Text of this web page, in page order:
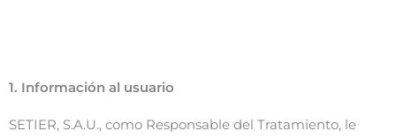
1. Información al usuario
SETIER, S.A.U., como Responsable del Tratamiento, le